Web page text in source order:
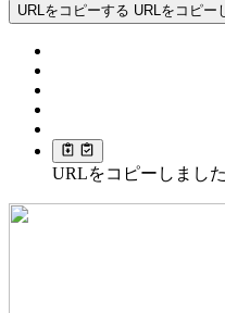
URLをコピーする URLをコピー
URLをコピーしました